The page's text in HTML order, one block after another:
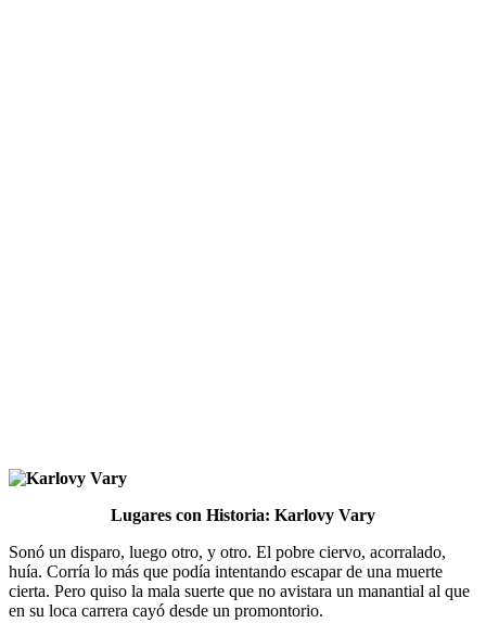
Lugares con Historia: Karlovy Vary
Sonó un disparo, luego otro, y otro. El pobre ciervo, acorralado,
huía. Corría lo más que podía intentando escapar de una muerte
cierta. Pero quiso la mala suerte que no avistara un manantial al que
en su loca carrera cayó desde un promontorio.